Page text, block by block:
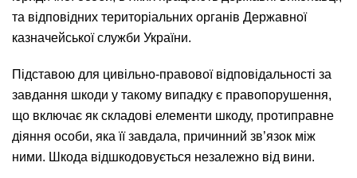
та відповідних територіальних органів Державної
казначейської служби України.
Підставою для цивільно-правової відповідальності за
завдання шкоди у такому випадку є правопорушення,
що включає як складові елементи шкоду, протиправне
діяння особи, яка її завдала, причинний зв’язок між
ними. Шкода відшкодовується незалежно від вини.